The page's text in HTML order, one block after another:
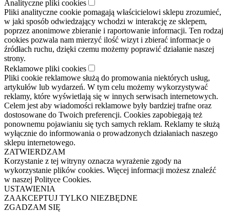
Analityczne pliki cookies
Pliki analityczne cookie pomagają właścicielowi sklepu zrozumieć,
w jaki sposób odwiedzający wchodzi w interakcję ze sklepem,
poprzez anonimowe zbieranie i raportowanie informacji. Ten rodzaj
cookies pozwala nam mierzyć ilość wizyt i zbierać informacje o
źródłach ruchu, dzięki czemu możemy poprawić działanie naszej
strony.
Reklamowe pliki cookies
Pliki cookie reklamowe służą do promowania niektórych usług,
artykułów lub wydarzeń. W tym celu możemy wykorzystywać
reklamy, które wyświetlają się w innych serwisach internetowych.
Celem jest aby wiadomości reklamowe były bardziej trafne oraz
dostosowane do Twoich preferencji. Cookies zapobiegają też
ponownemu pojawianiu się tych samych reklam. Reklamy te służą
wyłącznie do informowania o prowadzonych działaniach naszego
sklepu internetowego.
ZATWIERDZAM
Korzystanie z tej witryny oznacza wyrażenie zgody na
wykorzystanie plików cookies. Więcej informacji możesz znaleźć
w naszej Polityce Cookies.
USTAWIENIA
ZAAKCEPTUJ TYLKO NIEZBĘDNE
ZGADZAM SIĘ